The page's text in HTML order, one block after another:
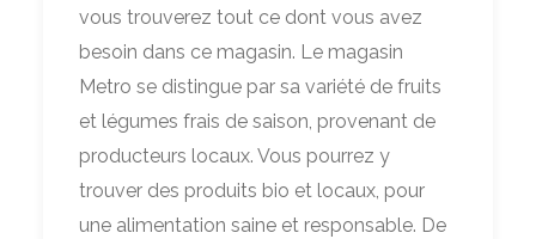
vous trouverez tout ce dont vous avez
besoin dans ce magasin. Le magasin
Metro se distingue par sa variété de fruits
et légumes frais de saison, provenant de
producteurs locaux. Vous pourrez y
trouver des produits bio et locaux, pour
une alimentation saine et responsable. De